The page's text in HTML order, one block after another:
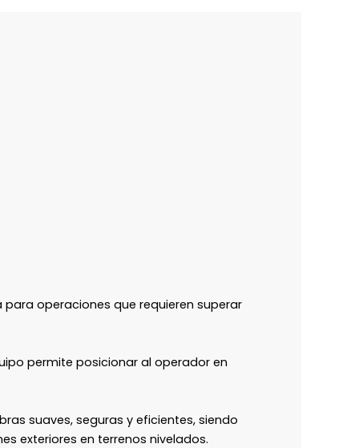
operaciones que requieren superar
permite posicionar al operador en
suaves, seguras y eficientes, siendo
exteriores en terrenos nivelados.